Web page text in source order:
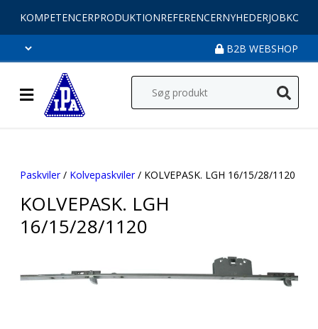
KOMPETENCERPRODUKTIONREFERENCERNYHEDERJOB
B2B WEBSHOP
Paskviler/ Kolvepaskviler/ KOLVEPASK. LGH 16/15/28/1120
KOLVEPASK. LGH
16/15/28/1120